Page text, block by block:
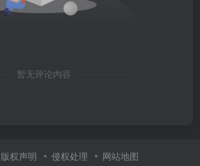
暂无评论内容
版权声明 侵权处理 网站地图